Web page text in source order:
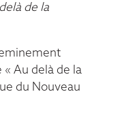
de la
« Au delà de la
du Nouveau